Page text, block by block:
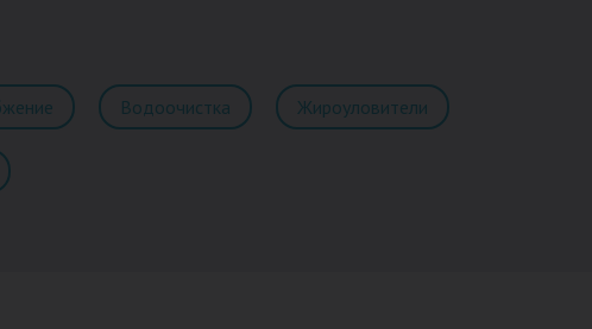
Водоочистка Жироуловители